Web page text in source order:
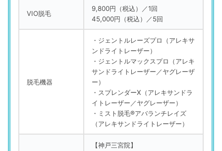
VIO脱毛
9,800円（税込）／1回
45,000円（税込）／5回
脱毛機器
・ジェントルレーズプロ（アレキサ
ンドライトレーザー）
・ジェントルマックスプロ（アレキ
サンドライトレーザー／ヤグレーザ
ー）
・スプレンダーX（アレキサンドラ
イトレーザー／ヤグレーザー）
・ミスト脱毛®アバランチレイズ
（アレキサンドライトレーザー）
【神戸三宮院】